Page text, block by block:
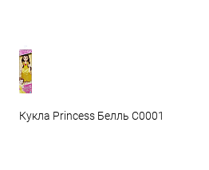
Кукла Princess Белль C0001